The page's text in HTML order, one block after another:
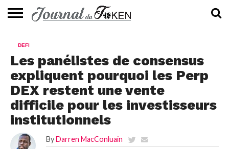
📰
EVALUATION
GUIDE
TENDANCES
À
CONTACTEZ-
DEFI
Les panélistes de consensus
expliquent pourquoi les Perp
DEX restent une vente
difficile pour les investisseurs
institutionnels
By Darren MacConluain